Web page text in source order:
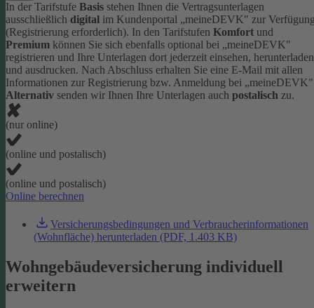
In der Tarifstufe Basis stehen Ihnen die Vertragsunterlagen
ausschließlich digital im Kundenportal „meineDEVK" zur
(Registrierung erforderlich). In den Tarifstufen Komfort und
Premium können Sie sich ebenfalls optional bei „meineDEVK"
registrieren und Ihre Unterlagen dort jederzeit einsehen, herunterladen
und ausdrucken. Nach Abschluss erhalten Sie eine E-Mail mit allen
Informationen zur Registrierung bzw. Anmeldung bei
Alternativ senden wir Ihnen Ihre Unterlagen auch postalisch zu.
(nur online)
(online und postalisch)
(online und postalisch)
Online berechnen
Versicherungsbedingungen und Verbraucherinformationen
(Wohnfläche) herunterladen (PDF, 1.403 KB)
Wohngebäudeversicherung individuell
erweitern